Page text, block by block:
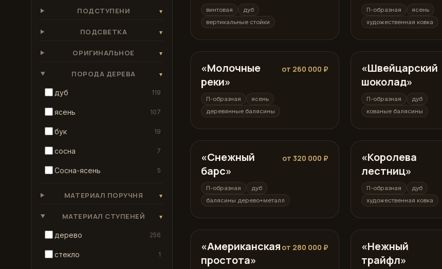
ПОДСТУПЕНИ ▾
ПОДСВЕТКА ▾
ОРИГИНАЛЬНОЕ ▾
ПОРОДА ДЕРЕВА ▾
дуб 119
ясень 107
бук 19
сосна 7
Сосна-ясень 5
МАТЕРИАЛ ПОРУЧНЯ ▾
МАТЕРИАЛ СТУПЕНЕЙ ▾
дерево 256
стекло 1
винтовая
дуб
вертикальные стойки
П-образная
ясень
художественная ковка
П-образная
«Молочные
реки»
от 260 000 ₽
П-образная
ясень
деревянные балясины
П-образная
«Швейцарский
шоколад»
П-образная
дуб
кованые балясины
П-образная
«Снежный
барс»
от 320 000 ₽
П-образная
дуб
балясины дерево+металл
П-образная
«Королева
лестниц»
П-образная
дуб
художественная ковка
П-образная
«Американская
простота»
от 280 000 ₽ Г-образная
«Нежный
трайфл»